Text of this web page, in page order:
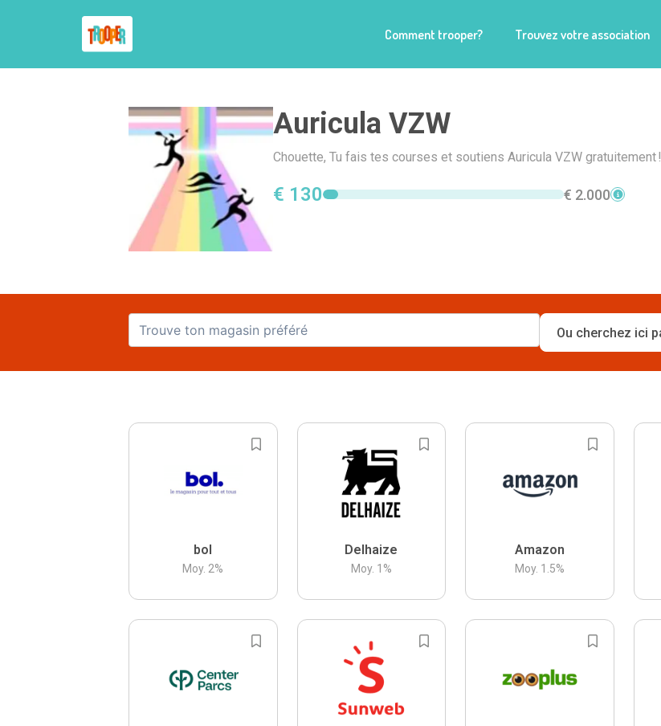
Comment trooper? Trouvez votre association
Auricula VZW
Chouette, Tu fais tes courses et soutiens Auricula VZW gratuitement !
€ 130 € 2.000
bol
Moy. 2%
Delhaize
Moy. 1 %
Amazon
Moy. 1.5%